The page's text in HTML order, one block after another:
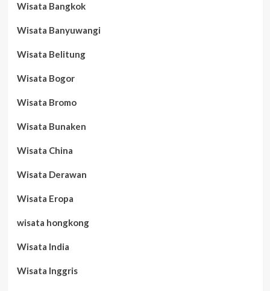
Wisata Bangkok
Wisata Banyuwangi
Wisata Belitung
Wisata Bogor
Wisata Bromo
Wisata Bunaken
Wisata China
Wisata Derawan
Wisata Eropa
wisata hongkong
Wisata India
Wisata Inggris